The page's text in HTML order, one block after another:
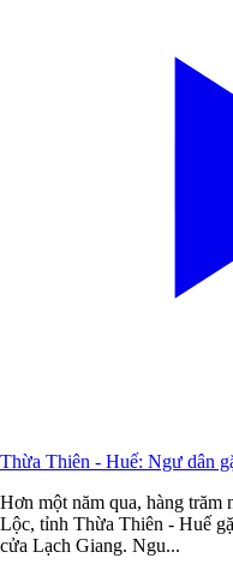
Thừa Thiên - Huế: Ngư dân
Hơn một năm qua, hàng
Lộc, tỉnh Thừa Thiên - Huế
cửa Lạch Giang. Ngu...